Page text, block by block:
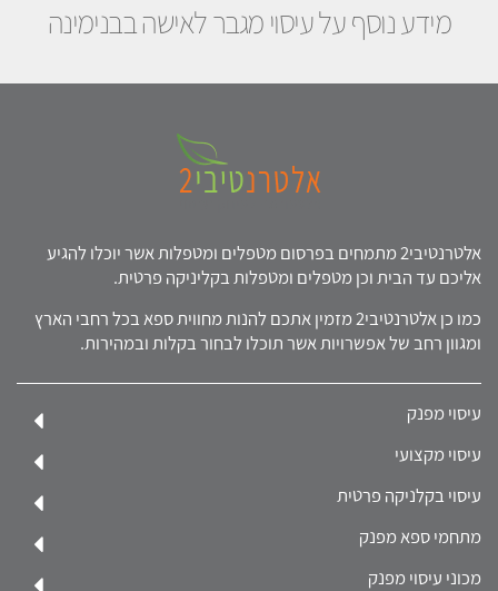
מידע נוסף על עיסוי מגבר לאישה בבנימינה
אלטרנטיבי2 מתמחים בפרסום מטפלים ומטפלות אשר יוכלו להגיע
אליכם עד הבית וכן מטפלים ומטפלות בקליניקה פרטית.
כמו כן אלטרנטיבי2 מזמין אתכם להנות מחווית ספא בכל רחבי הארץ
ומגוון רחב של אפשרויות אשר תוכלו לבחור בקלות ובמהירות.
עיסוי מפנק
עיסוי מקצועי
עיסוי בקלניקה פרטית
מתחמי ספא מפנק
מכוני עיסוי מפנק